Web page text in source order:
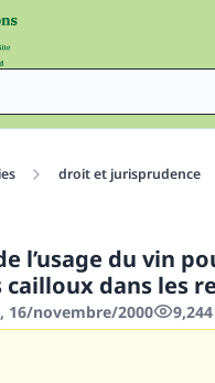
droit et jurisprudence
l’usage du vin
cailloux dans les
16/novembre/2000 9,244